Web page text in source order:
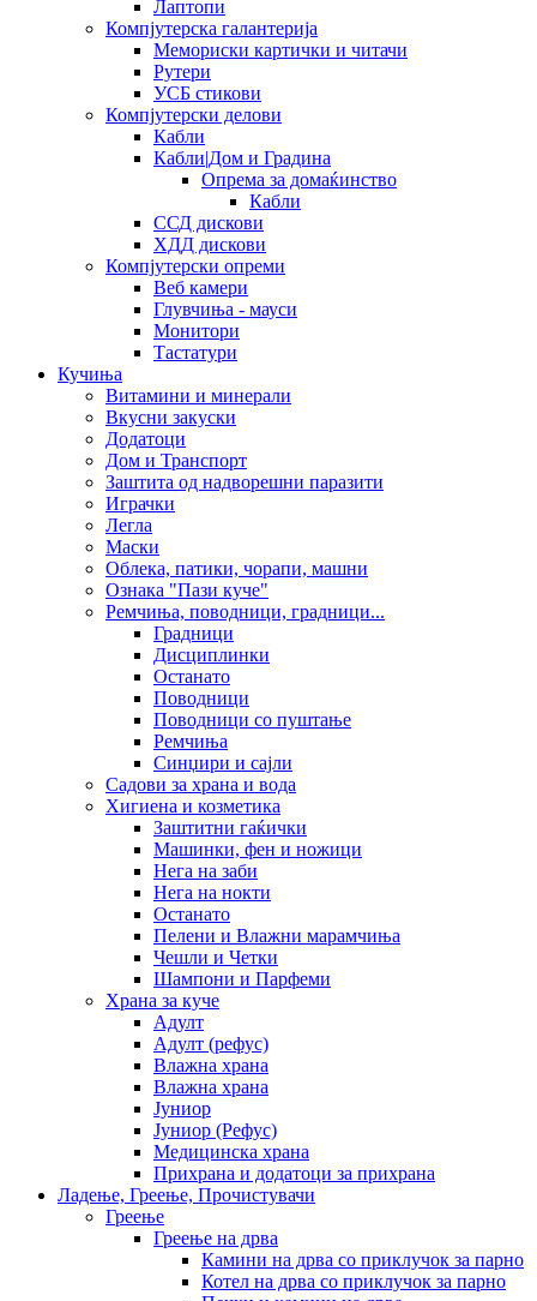
Лаптопи
Компјутерска галантерија
Мемориски картички и читачи
Рутери
УСБ стикови
Компјутерски делови
Кабли
Кабли|Дом и Градина
Опрема за домаќинство
Кабли
ССД дискови
ХДД дискови
Компјутерски опреми
Веб камери
Глувчиња - мауси
Монитори
Тастатури
Кучиња
Витамини и минерали
Вкусни закуски
Додатоци
Дом и Транспорт
Заштита од надворешни паразити
Играчки
Легла
Маски
Облека, патики, чорапи, машни
Ознака "Пази куче"
Ремчиња, поводници, градници...
Градници
Дисциплинки
Останато
Поводници
Поводници со пуштање
Ремчиња
Синџири и сајли
Садови за храна и вода
Хигиена и козметика
Заштитни гаќички
Машинки, фен и ножици
Нега на заби
Нега на нокти
Останато
Пелени и Влажни марамчиња
Чешли и Четки
Шампони и Парфеми
Храна за куче
Адулт
Адулт (рефус)
Влажна храна
Влажна храна
Јуниор
Јуниор (Рефус)
Медицинска храна
Прихрана и додатоци за прихрана
Ладење, Греење, Прочистувачи
Греење
Греење на дрва
Камини на дрва со приклучок за парно
Котел на дрва со приклучок за парно